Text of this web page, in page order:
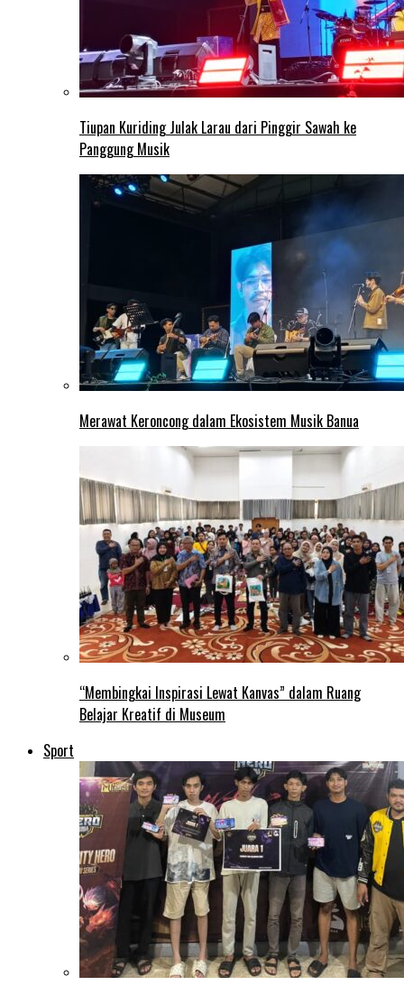
Tiupan Kuriding Julak Larau dari Pinggir Sawah ke
Panggung Musik
Merawat Keroncong dalam Ekosistem Musik Banua
“Membingkai Inspirasi Lewat Kanvas” dalam Ruang
Belajar Kreatif di Museum
Sport